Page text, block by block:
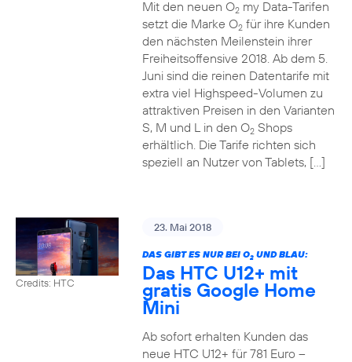
Mit den neuen O2my Data-Tarifen
setzt die Marke O2für ihre Kunden
den nächsten Meilenstein ihrer
Freiheitsoffensive 2018. Ab dem 5.
Juni sind die reinen Datentarife mit
extra viel Highspeed-Volumen zu
attraktiven Preisen in den Varianten
S, M und L in den O2Shops
erhältlich. Die Tarife richten sich
speziell an Nutzer von Tablets, […]
Credits: HTC
23. Mai 2018
DAS GIBT ES NUR BEI O2UND BLAU:
Das HTC U12+ mit
gratis Google Home
Mini
Ab sofort erhalten Kunden das
neue HTC U12+ für 781 Euro –